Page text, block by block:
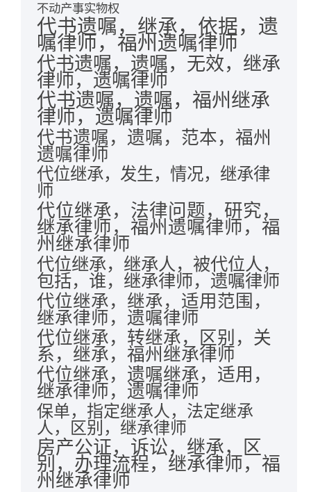
不动产事实物权
代书遗嘱，继承，依据，遗
嘱律师，福州遗嘱律师
代书遗嘱，遗嘱，无效，继承
律师，遗嘱律师
代书遗嘱，遗嘱，福州继承
律师，遗嘱律师
代书遗嘱，遗嘱，范本，福州
遗嘱律师
代位继承，发生，情况，继承律
师
代位继承，法律问题，研究，
继承律师，福州遗嘱律师，福
州继承律师
代位继承，继承人，被代位人，
包括，谁，继承律师，遗嘱律师
代位继承，继承，适用范围，
继承律师，遗嘱律师
代位继承，转继承，区别，关
系，继承，福州继承律师
代位继承，遗嘱继承，适用，
继承律师，遗嘱律师
保单，指定继承人，法定继承
人，区别，继承律师
房产公证，诉讼，继承，区
别，办理流程，继承律师，福
州继承律师